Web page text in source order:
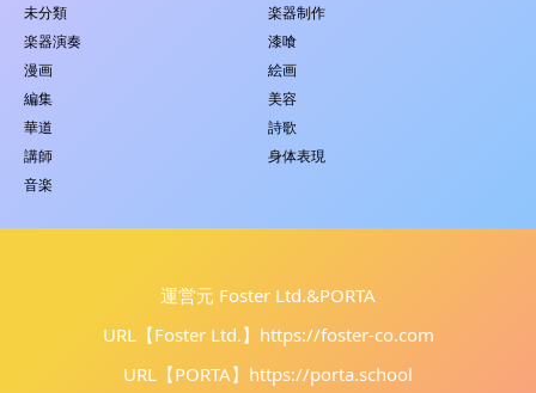
未分類
楽器制作
楽器演奏
漆喰
漫画
絵画
編集
美容
華道
詩歌
講師
身体表現
音楽
運営元 Foster Ltd.&PORTA
URL【Foster Ltd.】 https://foster-co.com
URL【PORTA】 https://porta.school